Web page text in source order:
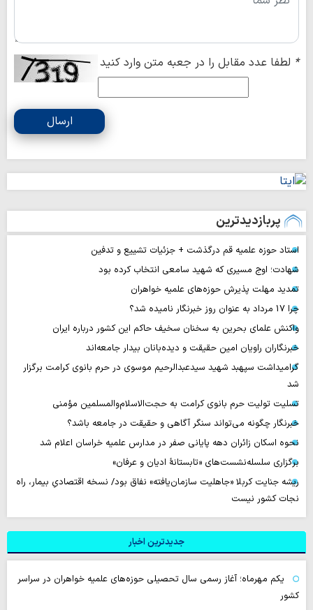
* لطفا عدد مقابل را در جعبه متن وارد کنید
ارسال
پربازدیدترین
استاد حوزه علمیه قم درگذشت + جزئیات تشییع و تدفین
شهادت؛ اوج مسیری که شهید سامعی انتخاب کرده بود
تمدید مهلت پذیرش حوزه‌های علمیه خواهران
چرا 17 مرداد به عنوان روز خبرنگار نامیده شد؟
واکنش علمای بحرین به سخنان سخیف حاکم این کشور درباره ایران
خبرنگاران راویان امین حقیقت و دیده‌بانان بیدار جامعه‌اند
گرامیداشت سپهبد شهید سیدعبدالرحیم موسوی در حرم بانوی کرامت برگزار
شد
تسلیت تولیت حرم بانوی کرامت به حجت‌الاسلام‌والمسلمین مؤمنی
خبرنگار چگونه می‌تواند سنگر آگاهی و حقیقت در جامعه باشد؟
نحوه اسکان زائران دهه پایانی صفر در مدارس علمیه خراسان اعلام شد
برگزاری سلسله‌نشست‌های «تابستانهٔ ادیان و عرفان»
ریشه جنایت کربلا «جاهلیت سازمان‌یافته» نفاق بود/ نسخه اقتصادیِ بیمار، راه
نجات کشور نیست
جدیدترین اخبار
یکم مهرماه؛ آغاز رسمی سال تحصیلی حوزه‌های علمیه خواهران در سراسر
کشور